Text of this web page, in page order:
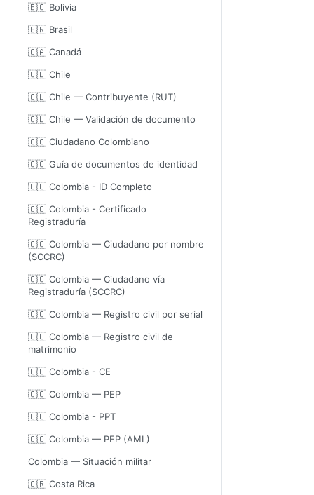
🇧🇴 Bolivia
🇧🇷 Brasil
🇨🇦 Canadá
🇨🇱 Chile
🇨🇱 Chile — Contribuyente (RUT)
🇨🇱 Chile — Validación de documento
🇨🇴 Ciudadano Colombiano
🇨🇴 Guía de documentos de identidad
🇨🇴 Colombia - ID Completo
🇨🇴 Colombia - Certificado
Registraduría
🇨🇴 Colombia — Ciudadano por nombre
(SCCRC)
🇨🇴 Colombia — Ciudadano vía
Registraduría (SCCRC)
🇨🇴 Colombia — Registro civil por serial
🇨🇴 Colombia — Registro civil de
matrimonio
🇨🇴 Colombia - CE
🇨🇴 Colombia — PEP
🇨🇴 Colombia - PPT
🇨🇴 Colombia — PEP (AML)
Colombia — Situación militar
🇨🇷 Costa Rica